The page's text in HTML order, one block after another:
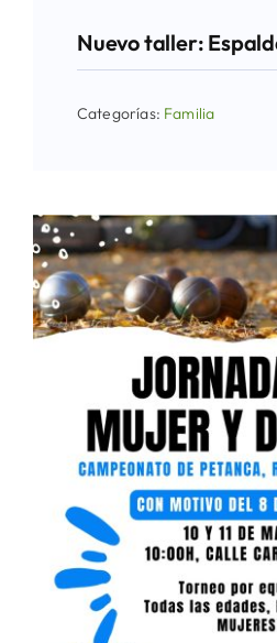
Nuevo taller:
Categorías: Familia